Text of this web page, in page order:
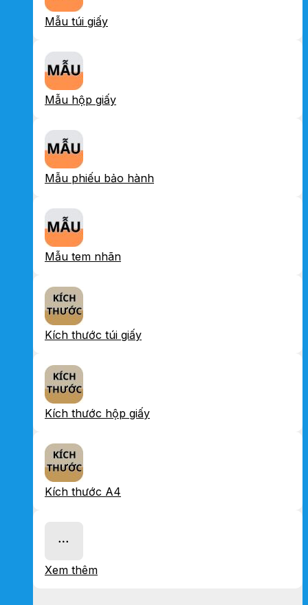
Mẫu túi giấy
Mẫu hộp giấy
Mẫu phiếu bảo hành
Mẫu tem nhãn
Kích thước túi giấy
Kích thước hộp giấy
Kích thước A4
Xem thêm